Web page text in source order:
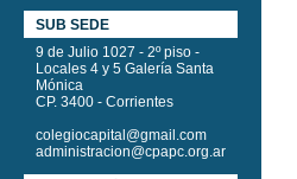
SUB SEDE
9 de Julio 1027 - 2º piso -
Locales 4 y 5 Galería Santa
Mónica
CP. 3400 - Corrientes
colegiocapital@gmail.com
administracion@cpapc.org.ar